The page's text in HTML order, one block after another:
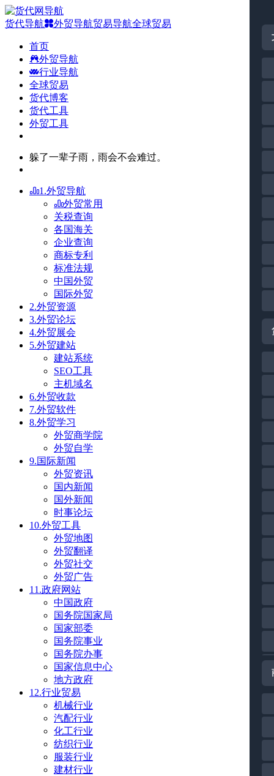
货代导航 外贸导航贸易导航全球贸易
首页
外贸导航
行业导航
全球贸易
货代博客
货代工具
外贸工具
躲了一辈子雨，雨会不会难过。
1.外贸导航
外贸常用
关税查询
各国海关
企业查询
商标专利
标准法规
中国外贸
国际外贸
2.外贸资源
3.外贸论坛
4.外贸展会
5.外贸建站
建站系统
SEO工具
主机域名
6.外贸收款
7.外贸软件
8.外贸学习
外贸商学院
外贸自学
9.国际新闻
外贸资讯
国内新闻
国外新闻
时事论坛
10.外贸工具
外贸地图
外贸翻译
外贸社交
外贸广告
11.政府网站
中国政府
国务院国家局
国家部委
国务院事业
国务院办事
国家信息中心
地方政府
12.行业贸易
机械行业
汽配行业
化工行业
纺织行业
服装行业
建材行业